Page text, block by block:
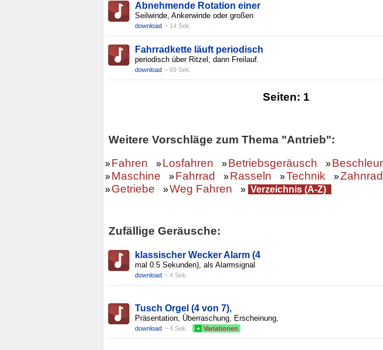
Abnehmende Rotation einer
Seilwinde, Ankerwinde oder großen
download ~ 14 Sek.
Fahrradkette läuft periodisch
periodisch über Ritzel, dann Freilauf.
download ~ 69 Sek.
Seiten: 1
Weitere Vorschläge zum Thema "Antrieb":
»Fahren »Losfahren »Betriebsgeräusch »
»Maschine »Fahrrad »Rasseln »Technik »Zahnrad
»Getriebe »Weg Fahren » Verzeichnis (A-Z)
Zufällige Geräusche:
klassischer Wecker Alarm (4
mal 0.5 Sekunden), als Alarmsignal
download ~ 4 Sek.
Tusch Orgel (4 von 7),
Präsentation, Überraschung, Erscheinung,
download ~ 4 Sek. + Variationen